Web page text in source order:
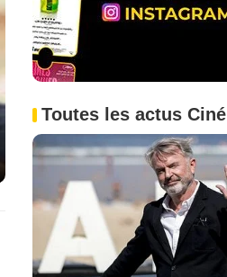
Toutes les actus Ciné